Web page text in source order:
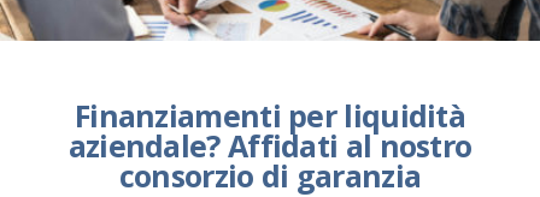
Finanziamenti per liquidità
aziendale? Affidati al nostro
consorzio di garanzia